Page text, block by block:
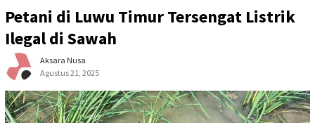
Petani di Luwu Timur Tersengat Listrik
Ilegal di Sawah
Aksara Nusa
Agustus 21, 2025